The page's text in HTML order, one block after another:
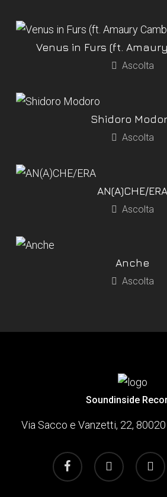
Venus in Furs (ft.
Ascolta
Shidoro
Ascolta
AN(A)CHE/ERA
Ascolta
Anche
Ascolta
Soundinside
Via Sacco e Vanzetti, 22,
facebook youtube instagram